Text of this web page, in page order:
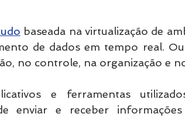
baseada na virtualização de
de dados em tempo real.
no controle, na organização e
e ferramentas
enviar e receber